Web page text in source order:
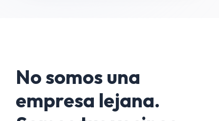
No somos una
empresa lejana.